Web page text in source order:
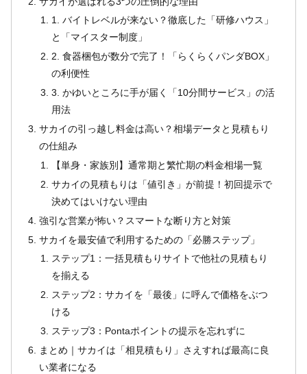
1. バイトレベルが来ない？徹底した「研修ハウス」
と「マイスター制度」
2. 食器梱包が数分で完了！「らくらくパンダBOX」
の利便性
3. かゆいところに手が届く「10分間サービス」の活
用法
サカイの引っ越し料金は高い？相場データと見積もり
の仕組み
【単身・家族別】通常期と繁忙期の料金相場一覧
サカイの見積もりは「値引き」が前提！初回提示で
決めてはいけない理由
強引な営業が怖い？スマートな断り方と対策
サカイを最安値で利用するための「必勝ステップ」
ステップ1：一括見積もりサイトで他社の見積もり
を揃える
ステップ2：サカイを「最後」に呼んで価格をぶつ
ける
ステップ3：Pontaポイントの提示を忘れずに
まとめ｜サカイは「相見積もり」さえすれば最高に良
い業者になる